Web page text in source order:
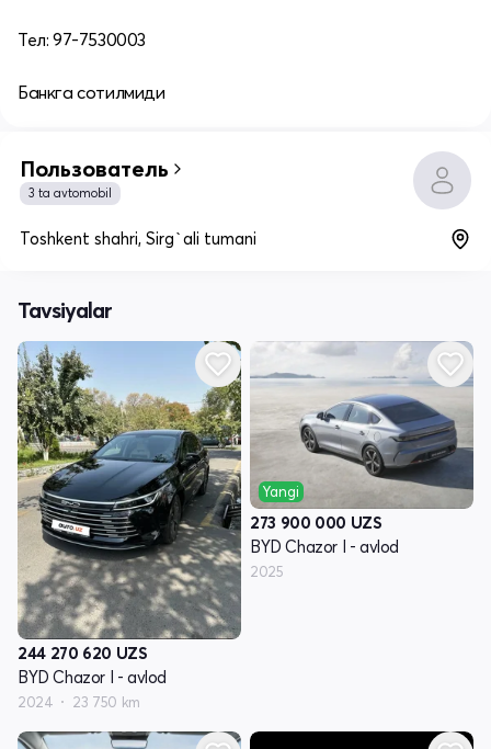
Тел: 97-7530003
Банкга сотилмиди
Пользователь
3 ta avtomobil
Toshkent shahri, Sirg`ali tumani
Tavsiyalar
244 270 620 UZS
BYD Chazor I - avlod
2024 23 750 km
Yangi
273 900 000 UZS
BYD Chazor I - avlod
2025